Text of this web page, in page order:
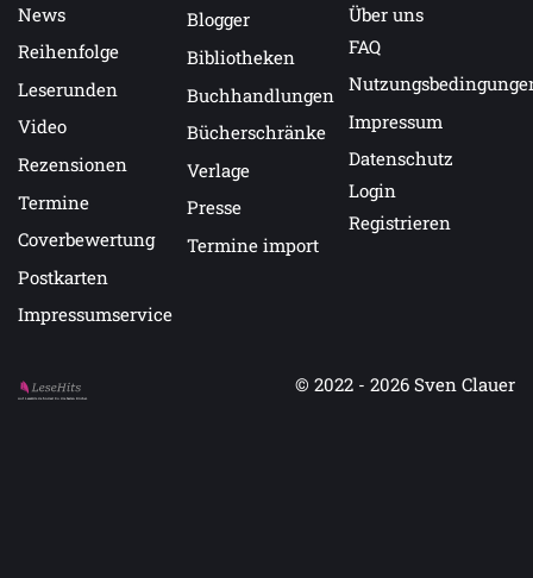
News
Reihenfolge
Leserunden
Video
Rezensionen
Termine
Coverbewertung
Postkarten
Impressumservice
Blogger
Bibliotheken
Buchhandlungen
Bücherschränke
Verlage
Presse
Termine import
Über uns
FAQ
Impressum
Datenschutz
Login
Registrieren
Auf LeseHits.de findest Du die besten Bücher.
© 2022 - 2026 Sven Clauer